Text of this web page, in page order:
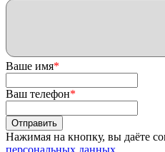
Ваше имя*
Ваш телефон*
Нажимая на кнопку, вы даёте
персональных данных